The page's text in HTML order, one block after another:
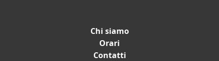
Chi siamo
Orari
Contatti